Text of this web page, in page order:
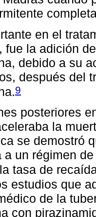
en el
fue la adición
debido a su
después del
9
posteriores
la
se demostró
a un régimen
tasa de
estudios que
de la
con